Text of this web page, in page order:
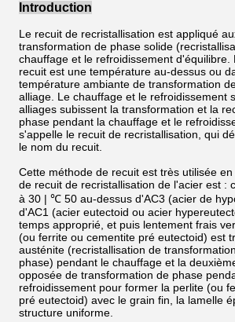
Introduction
Le recuit de recristallisation est appliqué
transformation de phase solide
chauffage et le refroidissement d'équilibre.
recuit est une température au-dessus ou
température ambiante de transformation
alliage. Le chauffage et le refroidissement
alliages subissent la transformation et la
phase pendant la chauffage et le
s'appelle le recuit de recristallisation, qui
le nom du recuit.
Cette méthode de recuit est très utilisée
de recuit de recristallisation de l'acier est :
à 30 | ℃ 50 au-dessus d'AC3 (acier de
d'AC1 (acier eutectoid ou acier
temps approprié, et puis lentement frais
(ou ferrite ou cementite pré eutectoid) est
austénite (recristallisation de
phase) pendant le chauffage et la
opposée de transformation de phase
refroidissement pour former la perlite (ou
pré eutectoid) avec le grain fin, la lamelle
structure uniforme.